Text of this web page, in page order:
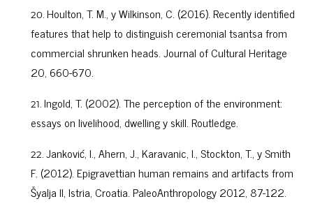
Houlton, T. M., y Wilkinson, C. (2016). Recently identified
features that help to distinguish ceremonial tsantsa from
commercial shrunken heads. Journal of Cultural Heritage
20, 660-670.
Ingold, T. (2002). The perception of the environment:
essays on livelihood, dwelling y skill. Routledge.
Janković, I., Ahern, J., Karavanic, I., Stockton, T., y Smith
F. (2012). Epigravettian human remains and artifacts from
Šyalja II, Istria, Croatia. PaleoAnthropology 2012, 87-122.